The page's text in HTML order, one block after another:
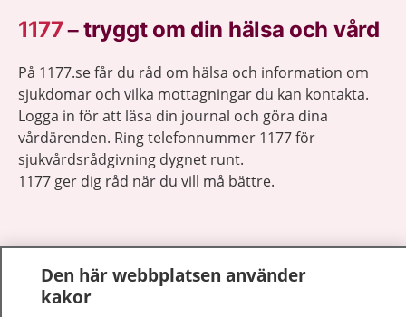
1177–tryggt om din hälsa och vård
På 1177.se får du råd om hälsa och information om
sjukdomar och vilka mottagningar du kan kontakta.
Logga in för att läsa din journal och göra dina
vårdärenden. Ring telefonnummer 1177 för
sjukvårdsrådgivning dygnet runt.
1177 ger dig råd när du vill må bättre.
1177 på flera språk
Den här webbplatsen använder
kakor